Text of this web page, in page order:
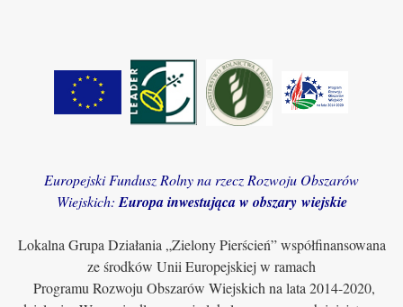
Europejski Fundusz Rolny na rzecz Rozwoju Obszarów
Wiejskich: Europa inwestująca w obszary wiejskie
Lokalna Grupa Działania „Zielony Pierścień” współfinansowana
ze środków Unii Europejskiej w ramach
Programu Rozwoju Obszarów Wiejskich na lata 2014-2020,